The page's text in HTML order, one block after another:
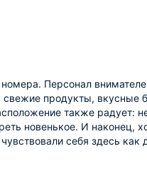
Персонал
продукты, вкусные
также радует:
новенькое. И наконец,
себя здесь как